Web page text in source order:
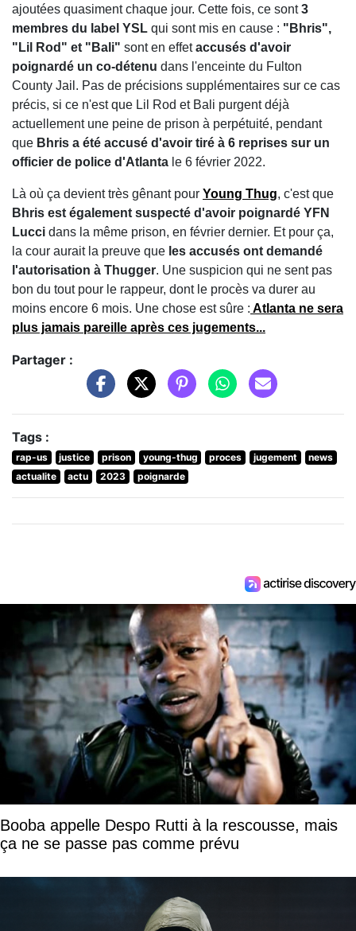
ajoutées quasiment chaque jour. Cette fois, ce sont3
membres du label YSL qui sont mis en cause : "Bhris",
"Lil Rod" et "Bali" sont en effetaccusés d'avoir
poignardé un co-détenu dans l'enceinte du Fulton
County Jail. Pas de précisions supplémentaires sur ce cas
précis, si ce n'est que Lil Rod et Bali purgent déjà
actuellement une peine de prison à perpétuité, pendant
que Bhris a été accusé d'avoir tiré à 6 reprises sur un
officier de police d'Atlanta le 6 février 2022.
Là où ça devient très gênant pour Young Thug, c'est que
Bhris est également suspecté d'avoir poignardé YFN
Lucci dans la même prison, en février dernier. Et pour ça,
la cour aurait la preuve que les accusés ont demandé
l'autorisation à Thugger. Une suspicion qui ne sent pas
bon du tout pour le rappeur, dont le procès va durer au
moins encore 6 mois. Une chose est sûre : Atlanta ne sera
plus jamais pareille après ces jugements...
Partager :
Tags :
rap-us justice prison young-thug proces jugement
news
actualite
actu 2023 poignarde
Booba appelle Despo Rutti à la rescousse, mais
ça ne se passe pas comme prévu